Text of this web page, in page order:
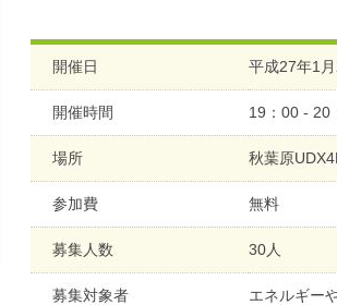
開催日 平成27年1
開催時間 19：00 - 20
場所 秋葉原
参加費 無料
募集人数 30人
募集対象者
エネルギー